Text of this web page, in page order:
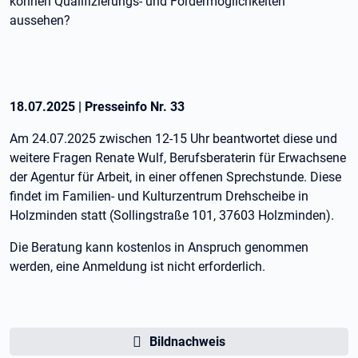
aussehen?
18.07.2025 | Presseinfo Nr. 33
Am 24.07.2025 zwischen 12-15 Uhr beantwortet diese und
weitere Fragen Renate Wulf, Berufsberaterin für Erwachsene
der Agentur für Arbeit, in einer offenen Sprechstunde. Diese
findet im Familien- und Kulturzentrum Drehscheibe in
Holzminden statt (Sollingstraße 101, 37603 Holzminden).
Die Beratung kann kostenlos in Anspruch genommen
werden, eine Anmeldung ist nicht erforderlich.
Bildnachweis